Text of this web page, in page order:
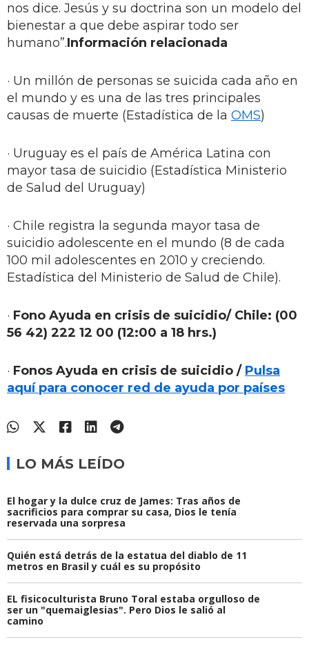
nos dice. Jesús y su doctrina son un modelo del
bienestar a que debe aspirar todo ser
humano”.Información relacionada
· Un millón de personas se suicida cada año en
el mundo y es una de las tres principales
causas de muerte (Estadística de la OMS)
· Uruguay es el país de América Latina con
mayor tasa de suicidio (Estadística Ministerio
de Salud del Uruguay)
· Chile registra la segunda mayor tasa de
suicidio adolescente en el mundo (8 de cada
100 mil adolescentes en 2010 y creciendo.
Estadística del Ministerio de Salud de Chile).
· Fono Ayuda en crisis de suicidio/ Chile: (00
56 42) 222 12 00 (12:00 a 18 hrs.)
· Fonos Ayuda en crisis de suicidio / Pulsa
aquí para conocer red de ayuda por países
LO MÁS LEÍDO
El hogar y la dulce cruz de James: Tras años de
sacrificios para comprar su casa, Dios le tenía
reservada una sorpresa
Quién está detrás de la estatua del diablo de 11
metros en Brasil y cuál es su propósito
EL fisicoculturista Bruno Toral estaba orgulloso de
ser un "quemaiglesias". Pero Dios le salió al
camino